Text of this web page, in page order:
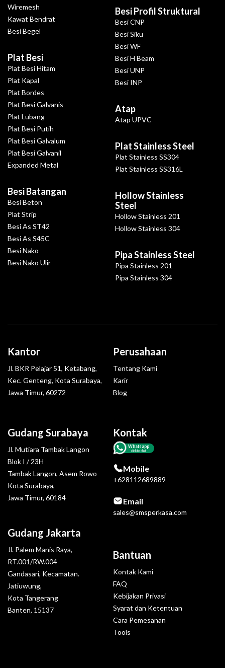
Wiremesh
Kawat Bendrat
Besi Begel
Plat Besi
Plat Besi Hitam
Plat Kapal
Plat Bordes
Plat Besi Galvanis
Plat Lubang
Plat Besi Putih
Plat Besi Galvalum
Plat Besi Galvanil
Expanded Metal
Besi Batangan
Besi Beton
Plat Strip
Besi As ST42
Besi As S45C
Besi Nako
Besi Nako Ulir
Besi Profil Struktural
Besi CNP
Besi Siku
Besi WF
Besi H Beam
Besi UNP
Besi INP
Atap
Atap UPVC
Plat Stainless Steel
Plat Stainless SS304
Plat Stainless SS316L
Hollow Stainless
Steel
Hollow Stainless 201
Hollow Stainless 304
Pipa Stainless Steel
Pipa Stainless 201
Pipa Stainless 304
Gudang Surabaya
Jl. Mutiara Tambak Langon
Blok I / 23H
Tambak Langon, Asem Rowo
Kota Surabaya,
Jawa Timur, 60184
Gudang Jakarta
Jl. Palem Manis Raya,
RT.001/RW.004
Gandasari, Kecamatan.
Jatiuwung,
Kota Tangerang
Banten, 15137
Kantor
Jl. BKR Pelajar 51, Ketabang,
Kec. Genteng, Kota Surabaya,
Jawa Timur, 60272
Kontak
Whatsapp
click to chat
Mobile
+628112689889
Email
sales@smsperkasa.com
Perusahaan
Tentang Kami
Karir
Blog
Bantuan
Kontak Kami
FAQ
Kebijakan Privasi
Syarat dan Ketentuan
Cara Pemesanan
Tools